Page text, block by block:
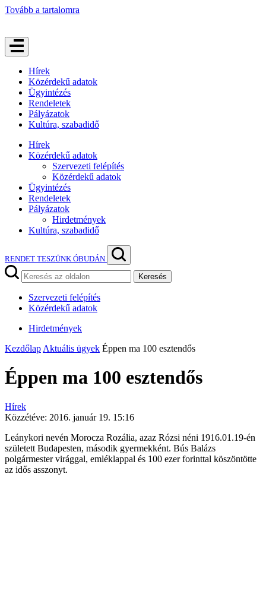
Tovább a tartalomra
Hírek
Közérdekű adatok
Ügyintézés
Rendeletek
Pályázatok
Kultúra, szabadidő
Hírek
Közérdekű adatok
Szervezeti felépítés
Közérdekű adatok
Ügyintézés
Rendeletek
Pályázatok
Hirdetmények
Kultúra, szabadidő
RENDET TESZÜNK ÓBUDÁN
Keresés
Szervezeti felépítés
Közérdekű adatok
Hirdetmények
Kezdőlap Aktuális ügyek Éppen ma 100 esztendős
Éppen ma 100 esztendős
Hírek
Közzétéve: 2016. január 19. 15:16
Leánykori nevén Morocza Rozália, azaz Rózsi néni 1916.01.19-én
született Budapesten, második gyermekként. Bús Balázs
polgármester virággal, emléklappal és 100 ezer forinttal köszöntötte
az idős asszonyt.